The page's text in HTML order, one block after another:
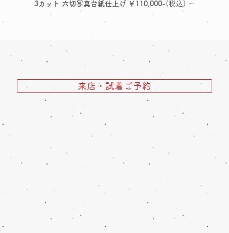
3カット 六切写真台紙仕上げ ￥110,000-(税込) ～
来店・試着ご予約